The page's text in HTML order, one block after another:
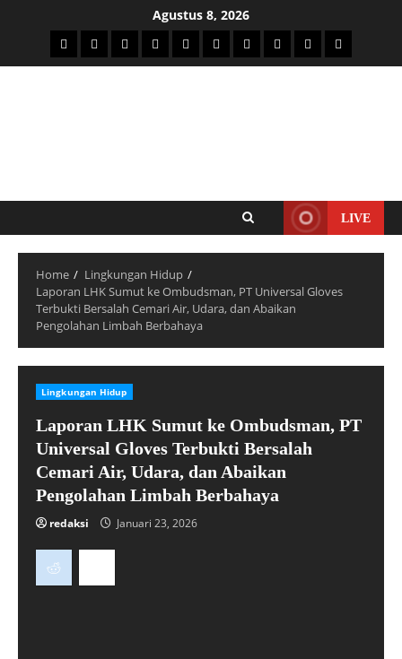
Agustus 8, 2026
LIVE
Home
Lingkungan Hidup
Laporan LHK Sumut ke Ombudsman, PT Universal Gloves
Terbukti Bersalah Cemari Air, Udara, dan Abaikan
Pengolahan Limbah Berbahaya
Lingkungan Hidup
Laporan LHK Sumut ke Ombudsman, PT
Universal Gloves Terbukti Bersalah
Cemari Air, Udara, dan Abaikan
Pengolahan Limbah Berbahaya
redaksi Januari 23, 2026